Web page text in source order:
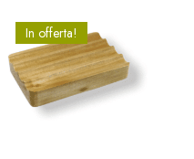
In offerta!